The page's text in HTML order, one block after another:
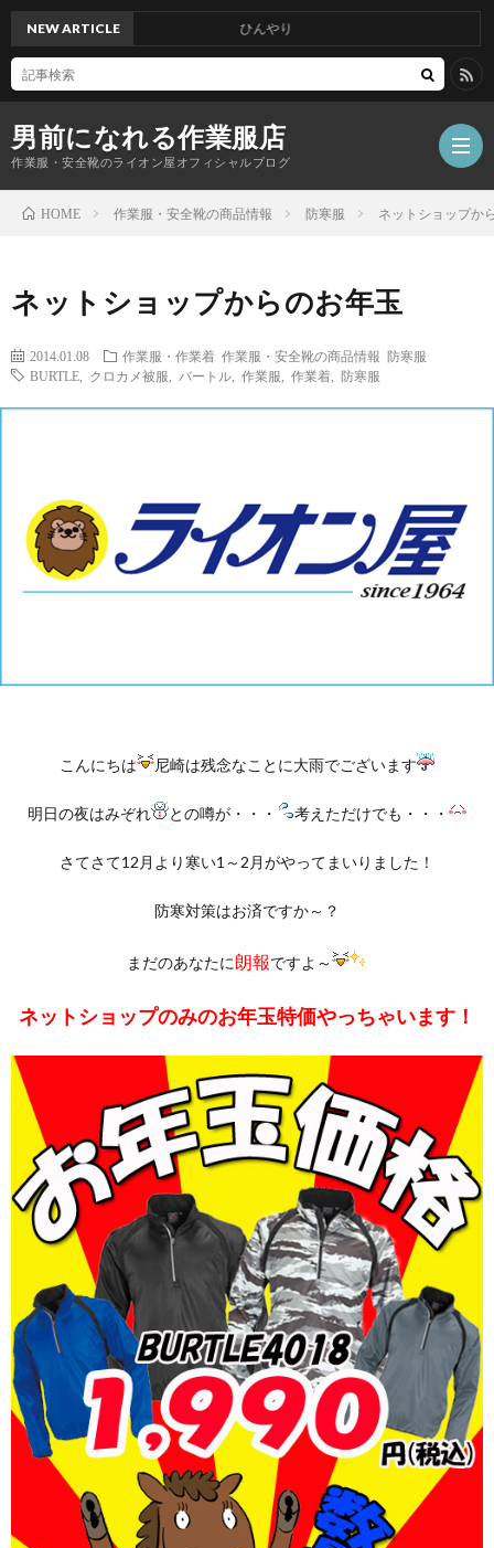
男前になれる作業服店
作業服・安全靴のライオン屋オフィシャルブログ
NEW ARTICLE ひんやり
HOME 作業服・安全靴の商品情報 防寒服 ネットショップか
ネットショップからのお年玉
2014.01.08 作業服・作業着 作業服・安全靴の商品情報
防寒服
BURTLE
クロカメ被服 バートル 作業服 作業着 防寒服
こんにちは 尼崎は残念なことに大雨でございます
明日の夜はみぞれ との噂が・・・ 考えただけでも・・・
さてさて12月より寒い1～2月がやってまいりました！
防寒対策はお済ですか～？
まだのあなたに朗報ですよ～
ネットショップのみのお年玉特価やっちゃいます！